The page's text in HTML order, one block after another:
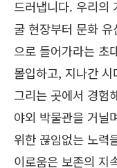
드러냅니다. 우리의
굴 현장부터 문화
으로 들어가라는 초
몰입하고, 지나간
그리는 곳에서 경험
야외 박물관을 거닐
위한 끊임없는 노력
이로움은 보존의 지